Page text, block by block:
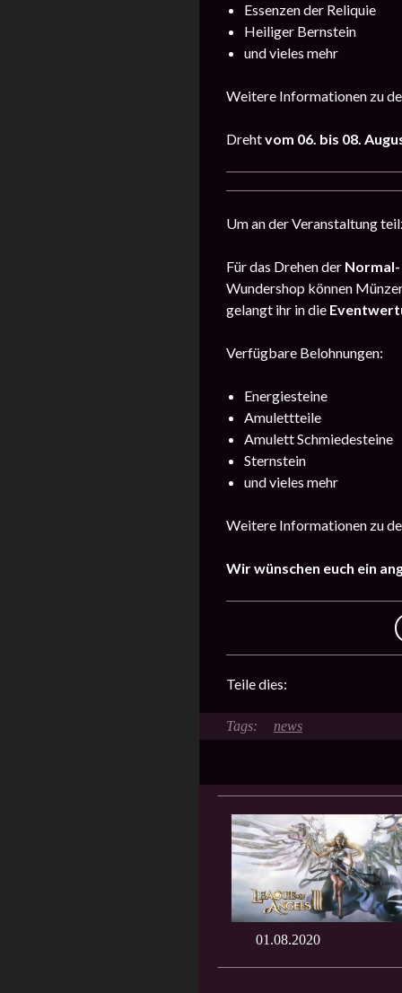
Essenzen der Reliquie
Heiliger Bernstein
und vieles mehr
Weitere Informationen zu
Drehtvom 06. bis 08.
Um an der Veranstaltung
Für das Drehen der
Wundershop können
gelangt ihr in die
Verfügbare Belohnungen:
Energiesteine
Amulettteile
Amulett Schmiedesteine
Sternstein
und vieles mehr
Weitere Informationen zu
Wir wünschen euch ein
Teile dies:
news
01.08.2020